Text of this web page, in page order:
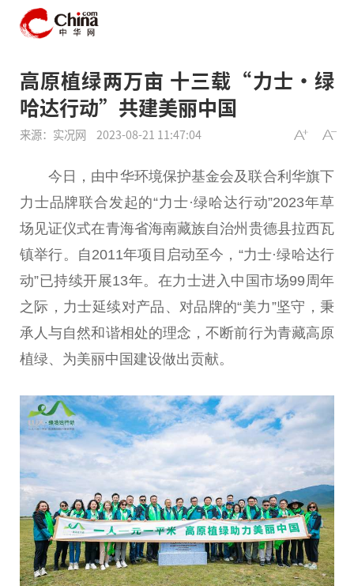
高原植绿两万亩 十三载“力士·绿
哈达行动”共建美丽中国
来源：实况网 2023-08-21 11:47:04
今日，由中华环境保护基金会及联合利华旗下
力士品牌联合发起的“力士·绿哈达行动”2023年草
场见证仪式在青海省海南藏族自治州贵德县拉西瓦
镇举行。自2011年项目启动至今，“力士·绿哈达行
动”已持续开展13年。在力士进入 中国市场99周年
之际，力士延续对产品、对品牌的“美力”坚守，秉
承人与自然和谐相处的理念，不断前行为青藏高原
植绿、为美丽中国建设做出贡献。